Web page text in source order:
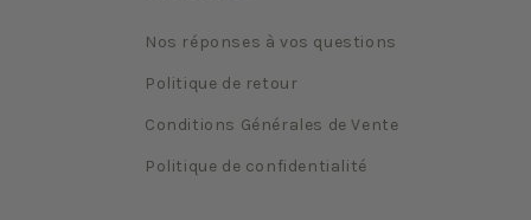
Nos réponses à vos questions
Politique de retour
Conditions Générales de Vente
Politique de confidentialité